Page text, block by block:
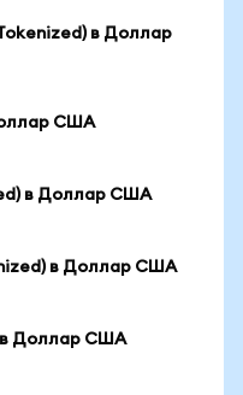
в Доллар
США
в Доллар США
в Доллар США
в Доллар США